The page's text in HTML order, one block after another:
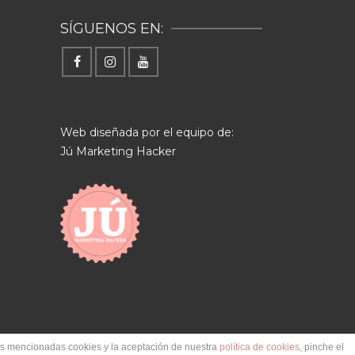
SÍGUENOS EN:
Web diseñada por el equipo de:
Jú Marketing Hacker
mencionadas cookies y la aceptación de nuestra política de cookies, pinche el